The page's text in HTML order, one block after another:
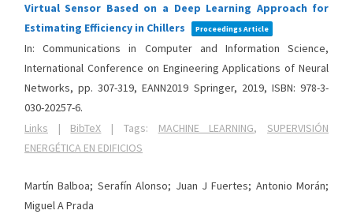
Virtual Sensor Based on a Deep Learning Approach for
Estimating Efficiency in Chillers
Proceedings Article
In:Communications in Computer and Information Science,
International Conference on Engineering Applications of Neural
Networks,pp. 307-319,EANN2019 Springer, 2019, ISBN: 978-3-
030-20257-6.
Links | BibTeX | Tags: MACHINE LEARNING,SUPERVISIÓN
ENERGÉTICA EN EDIFICIOS
Martín Balboa; Serafín Alonso; Juan J Fuertes; Antonio Morán;
Miguel A Prada